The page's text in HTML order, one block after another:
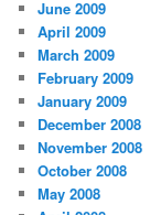
June 2009
April 2009
March 2009
February 2009
January 2009
December 2008
November 2008
October 2008
May 2008